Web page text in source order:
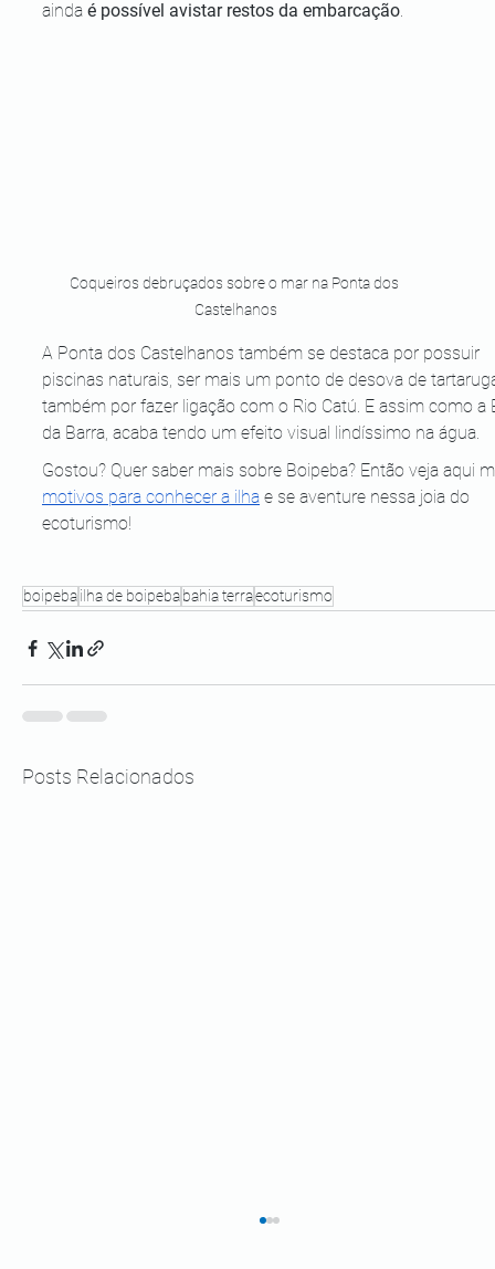
ainda é possível avistar restos da embarcação
Coqueiros debruçados sobre o mar na Ponta dos
Castelhanos
A Ponta dos Castelhanos também se destaca por possuir
piscinas naturais, ser mais um ponto de desova de
também por fazer ligação com o Rio Catú. E assim como a
da Barra, acaba tendo um efeito visual lindíssimo na água.
Gostou? Quer saber mais sobre Boipeba? Então veja aqui
motivos para conhecer a ilha e se aventure nessa joia do
ecoturismo!
boipebailha de boipebabahia terraecoturismo
Posts Relacionados